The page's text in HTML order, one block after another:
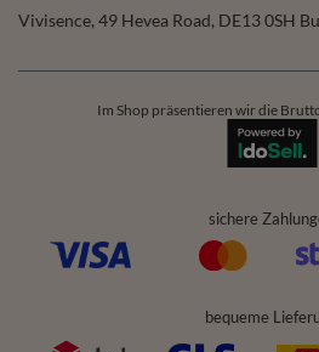
Vivisence, 49 Hevea Road, DE13 0SH
Im Shop präsentieren wir die
sichere
bequeme